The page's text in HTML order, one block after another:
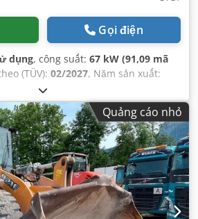
Gọi điện
dụng, công suất: 67 kW (91,09 mã
(TÜV): 02/2027, Năm sản xuất:
, Thiết bị:
khí,
Quảng cáo nhỏ